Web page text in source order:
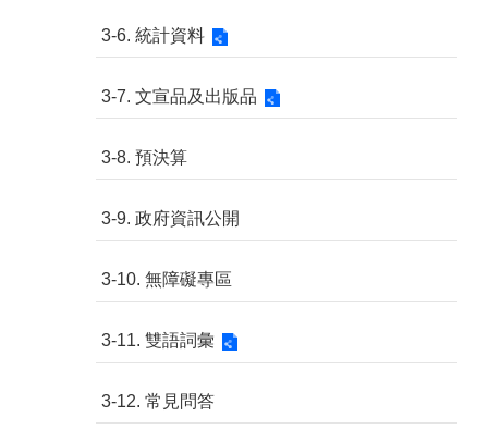
3-6. 統計資料
3-7. 文宣品及出版品
3-8. 預決算
3-9. 政府資訊公開
3-10. 無障礙專區
3-11. 雙語詞彙
3-12. 常見問答